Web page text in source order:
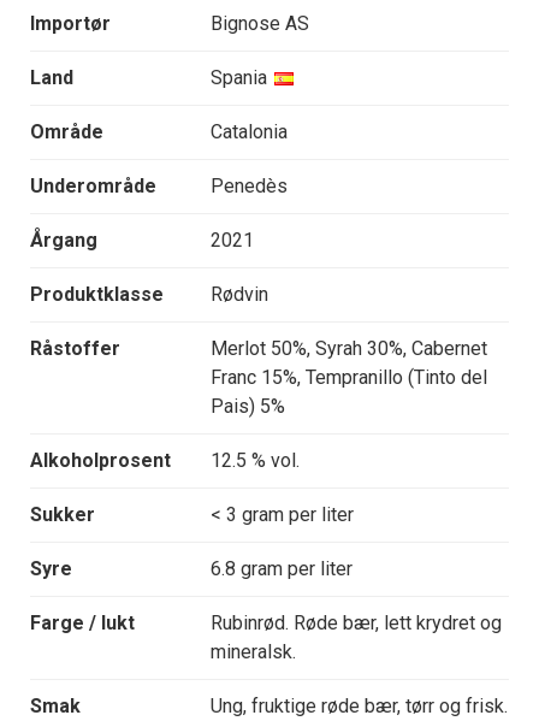
Importør Bignose AS
Land Spania
Område Catalonia
Underområde Penedès
Årgang 2021
Produktklasse Rødvin
Råstoffer
Merlot 50%, Syrah 30%, Cabernet
Franc 15%, Tempranillo (Tinto del
Pais) 5%
Alkoholprosent 12.5 % vol.
Sukker < 3 gram per liter
Syre 6.8 gram per liter
Farge / lukt
Rubinrød. Røde bær, lett krydret og
mineralsk.
Smak Ung, fruktige røde bær, tørr og frisk.